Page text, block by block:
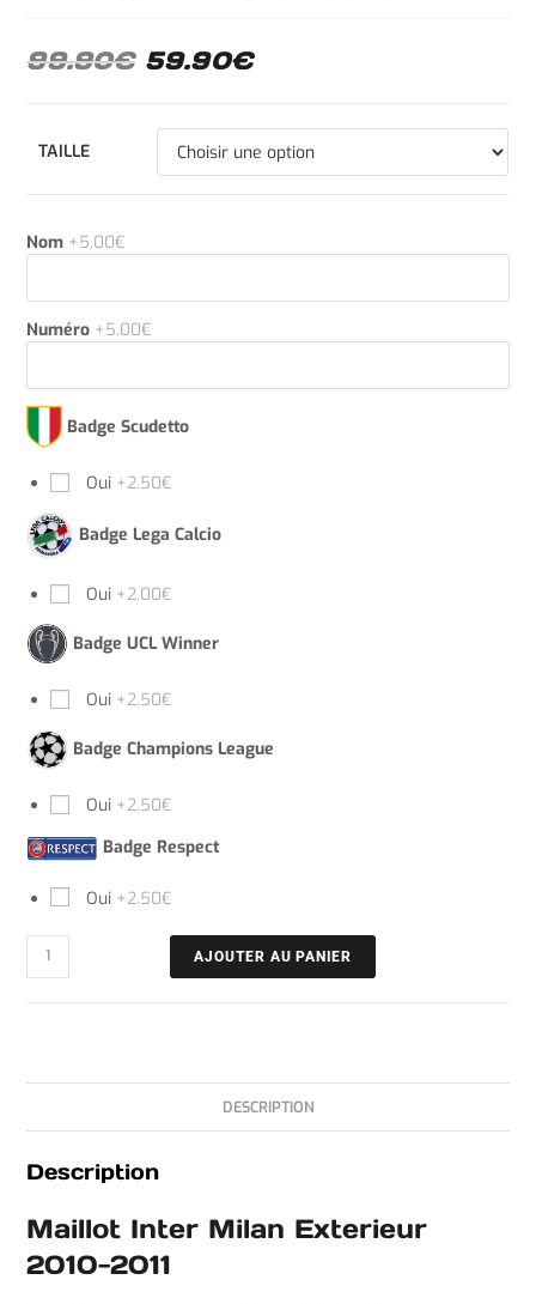
99.90€ 59.90€
TAILLE
Nom +5.00€
Numéro +5.00€
Badge Scudetto
Oui +2.50€
Badge Lega Calcio
Oui +2.00€
Badge UCL Winner
Oui +2.50€
Badge Champions League
Oui +2.50€
Badge Respect
Oui +2.50€
AJOUTER AU PANIER
DESCRIPTION
Description
Maillot Inter Milan Exterieur
2010-2011